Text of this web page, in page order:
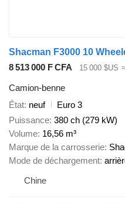
Shacman F3000 10
8 513 000 F CFA
15 000 $US
Camion-benne
État neuf
Euro 3
Puissance 380 ch (279 kW)
Volume 16,56 m³
Marque de la carrosserie
Mode de déchargement
Chine